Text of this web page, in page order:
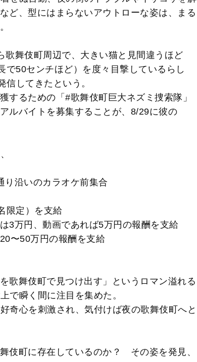
ど、型にはまらないアウトローな姿は、まる
歌舞伎町周辺で、大きい猫と見間違うほど
で50センチほど）を度々目撃しているらし
してきたという。
するための「#歌舞伎町巨大ネズミ捜索隊」
ルバイトを募集することが、8/29に彼の
り沿いのカラオケ前集合
限定）を支給
3万円、動画であれば5万円の報酬を支給
〜50万円の報酬を支給
歌舞伎町で見つけ出す」というロマン溢れる
で瞬く間に注目を集めた。
奇心を刺激され、気付けば夜の歌舞伎町へと
伎町に存在しているのか？ その姿を発見、